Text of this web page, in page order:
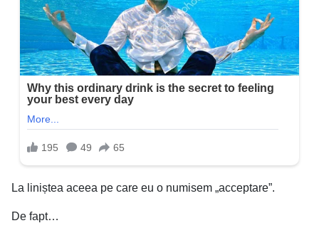
La liniștea aceea pe care eu o numisem „acceptare”.
De fapt…